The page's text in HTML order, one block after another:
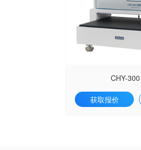
CHY-
获取报价